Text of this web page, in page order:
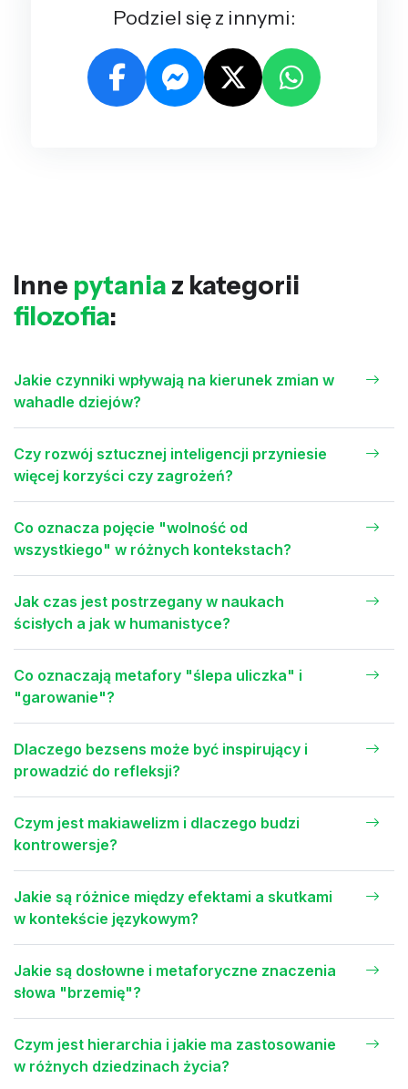
Podziel się z innymi:
Inne pytania z kategorii
filozofia:
Jakie czynniki wpływają na kierunek zmian w
wahadle dziejów?
Czy rozwój sztucznej inteligencji przyniesie
więcej korzyści czy zagrożeń?
Co oznacza pojęcie "wolność od
wszystkiego" w różnych kontekstach?
Jak czas jest postrzegany w naukach
ścisłych a jak w humanistyce?
Co oznaczają metafory "ślepa uliczka" i
"garowanie"?
Dlaczego bezsens może być inspirujący i
prowadzić do refleksji?
Czym jest makiawelizm i dlaczego budzi
kontrowersje?
Jakie są różnice między efektami a skutkami
w kontekście językowym?
Jakie są dosłowne i metaforyczne znaczenia
słowa "brzemię"?
Czym jest hierarchia i jakie ma zastosowanie
w różnych dziedzinach życia?